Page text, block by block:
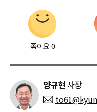
좋아요0
양규현 사장